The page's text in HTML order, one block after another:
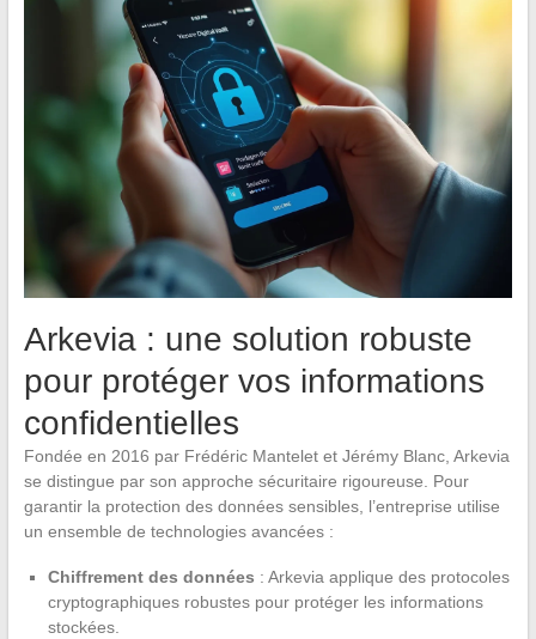
Arkevia : une solution robuste
pour protéger vos informations
confidentielles
Fondée en 2016 par Frédéric Mantelet et Jérémy Blanc, Arkevia
se distingue par son approche sécuritaire rigoureuse. Pour
garantir la protection des données sensibles, l’entreprise utilise
un ensemble de technologies avancées :
Chiffrement des données : Arkevia applique des protocoles
cryptographiques robustes pour protéger les informations
stockées.